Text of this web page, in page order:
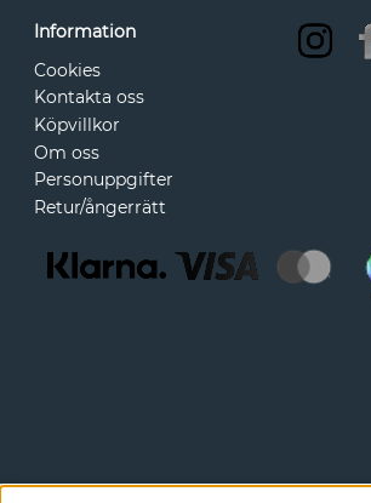
Information
Cookies
Kontakta oss
Köpvillkor
Om oss
Personuppgifter
Retur/ångerrätt